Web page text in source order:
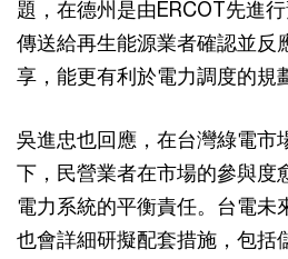
題，在德州是由ERCOT先進
傳送給再生能源業者確認並反
享，能更有利於電力調度的規
吳進忠也回應，在台灣綠電市
下，民營業者在市場的參與度
電力系統的平衡責任。台電未
也會詳細研擬配套措施，包括